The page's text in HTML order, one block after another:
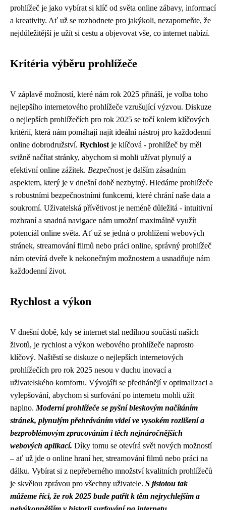
prohlížeč je jako vybírat si klíč od světa online zábavy, informací
a kreativity. Ať už se rozhodnete pro jakýkoli, nezapomeňte, že
nejdůležitější je užít si cestu a objevovat vše, co internet nabízí.
Kritéria výběru prohlížeče
V záplavě možností, které nám rok 2025 přináší, je volba toho
nejlepšího internetového prohlížeče vzrušující výzvou. Diskuze
o nejlepších prohlížečích pro rok 2025 se točí kolem klíčových
kritérií, která nám pomáhají najít ideální nástroj pro každodenní
online dobrodružství. Rychlost je klíčová - prohlížeč by měl
svižně načítat stránky, abychom si mohli užívat plynulý a
efektivní online zážitek. Bezpečnostje dalším zásadním
aspektem, který je v dnešní době nezbytný. Hledáme prohlížeče
s robustními bezpečnostními funkcemi, které chrání naše data a
soukromí. Uživatelská přívětivost je neméně důležitá - intuitivní
rozhraní a snadná navigace nám umožní maximálně využít
potenciál online světa. Ať už se jedná o prohlížení webových
stránek, streamování filmů nebo práci online, správný prohlížeč
nám otevírá dveře k nekonečným možnostem a usnadňuje nám
každodenní život.
Rychlost a výkon
V dnešní době, kdy se internet stal nedílnou součástí našich
životů, je rychlost a výkon webového prohlížeče naprosto
klíčový. Naštěstí se diskuze o nejlepších internetových
prohlížečích pro rok 2025 nesou v duchu inovací a
uživatelského komfortu. Vývojáři se předhánějí v optimalizaci a
vylepšování, abychom si surfování po internetu mohli užít
naplno. Moderní prohlížeče se pyšní bleskovým načítáním
stránek, plynulým přehráváním videí ve vysokém rozlišení a
bezproblémovým zpracováním i těch nejnáročnějších
webových aplikací. Díky tomu se otevírá svět nových možností
– ať už jde o online hraní her, streamování filmů nebo práci na
dálku. Vybírat si z nepřeberného množství kvalitních prohlížečů
je skvělou zprávou pro všechny uživatele. S jistotou tak
můžeme říci, že rok 2025 bude patřit k těm nejrychlejším a